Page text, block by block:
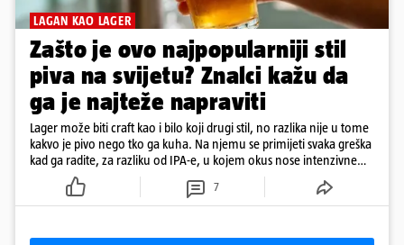
LAGAN KAO LAGER
Zašto je ovo najpopularniji stil
piva na svijetu? Znalci kažu da
ga je najteže napraviti
Lager može biti craft kao i bilo koji drugi stil, no razlika nije u tome
kakvo je pivo nego tko ga kuha. Na njemu se primijeti svaka greška
kad ga radite, za razliku od IPA-e, u kojem okus nose intenzivne
7